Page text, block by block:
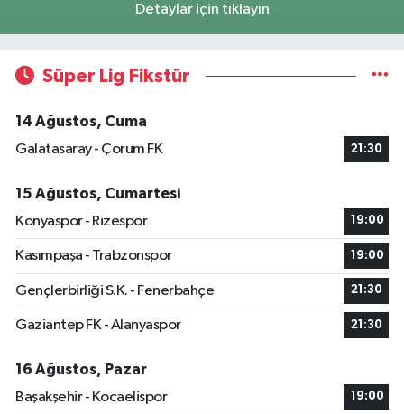
Detaylar için tıklayın
Süper Lig Fikstür
14 Ağustos, Cuma
Galatasaray - Çorum FK
21:30
15 Ağustos, Cumartesi
Konyaspor - Rizespor
19:00
Kasımpaşa - Trabzonspor 19:00
Gençlerbirliği S.K. - Fenerbahçe 21:30
Gaziantep FK - Alanyaspor 21:30
16 Ağustos, Pazar
Başakşehir - Kocaelispor
19:00